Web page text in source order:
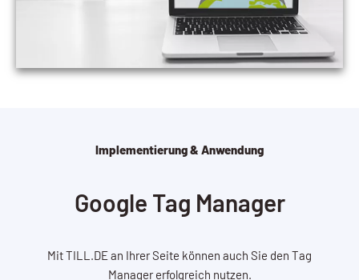
Implementierung & Anwendung
Google Tag Manager
Mit TILL.DE an Ihrer Seite können auch Sie den Tag
Manager erfolgreich nutzen.